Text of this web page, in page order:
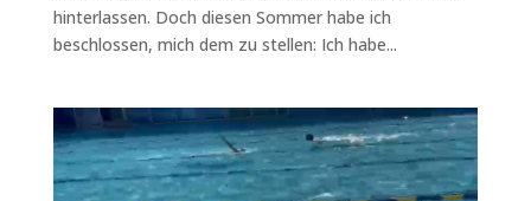
hinterlassen. Doch diesen Sommer habe ich
beschlossen, mich dem zu stellen: Ich habe...